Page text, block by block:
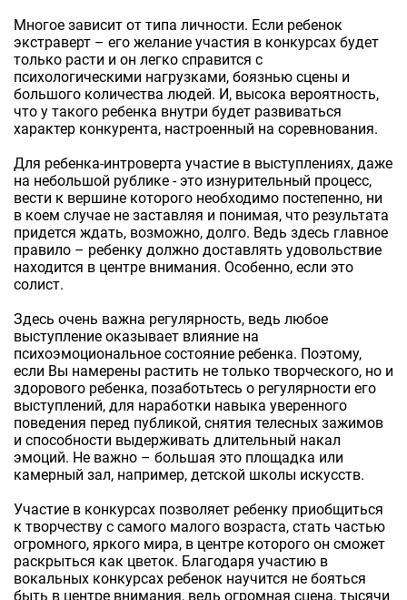
Многое зависит от типа личности. Если ребенок
экстраверт – его желание участия в конкурсах будет
только расти и он легко справится с
психологическими нагрузками, боязнью сцены и
большого количества людей. И, высока вероятность,
что у такого ребенка внутри будет развиваться
характер конкурента, настроенный на соревнования.
Для ребенка-интроверта участие в выступлениях, даже
на небольшой рублике - это изнурительный процесс,
вести к вершине которого необходимо постепенно, ни
в коем случае не заставляя и понимая, что результата
придется ждать, возможно, долго. Ведь здесь главное
правило – ребенку должно доставлять удовольствие
находится в центре внимания. Особенно, если это
солист.
Здесь очень важна регулярность, ведь любое
выступление оказывает влияние на
психоэмоциональное состояние ребенка. Поэтому,
если Вы намерены растить не только творческого, но и
здорового ребенка, позаботьтесь о регулярности его
выступлений, для наработки навыка уверенного
поведения перед публикой, снятия телесных зажимов
и способности выдерживать длительный накал
эмоций. Не важно – большая это площадка или
камерный зал, например, детской школы искусств.
Участие в конкурсах позволяет ребенку приобщиться
к творчеству с самого малого возраста, стать частью
огромного, яркого мира, в центре которого он сможет
раскрыться как цветок. Благодаря участию в
вокальных конкурсах ребенок научится не бояться
быть в центре внимания, ведь огромная сцена, тысячи